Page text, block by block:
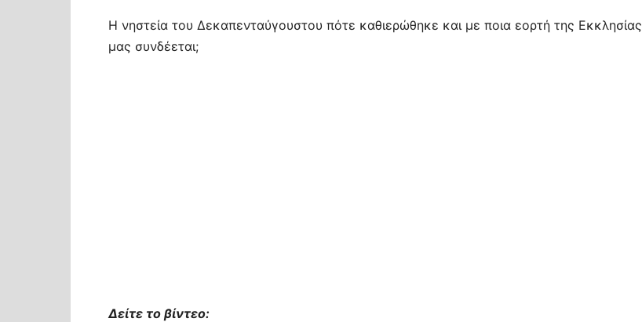
Η νηστεία του Δεκαπενταύγουστου πότε καθιερώθηκε και με ποια εορτή της Εκκλησίας
μας συνδέεται;
Δείτε το βίντεο: